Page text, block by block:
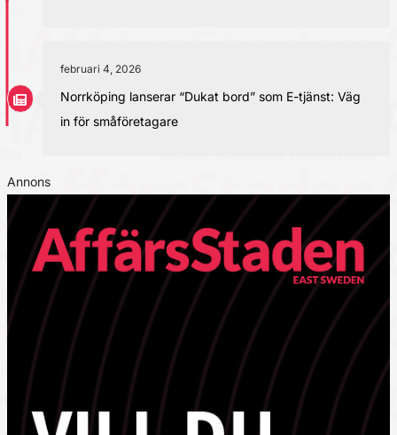
februari 4, 2026
Norrköping lanserar “Dukat bord” som E-tjänst: Väg
in för småföretagare
Annons